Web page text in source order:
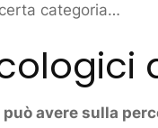
categoria…
avere sulla